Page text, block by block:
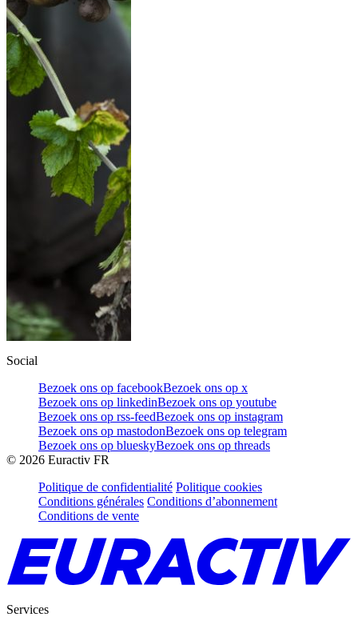
Social
Bezoek ons op facebookBezoek ons op x
Bezoek ons op linkedinBezoek ons op youtube
Bezoek ons op rss-feedBezoek ons op instagram
Bezoek ons op mastodonBezoek ons op telegram
Bezoek ons op blueskyBezoek ons op threads
© 2026 Euractiv FR
Politique de confidentialité Politique cookies
Conditions générales Conditions d’abonnement
Conditions de vente
Services